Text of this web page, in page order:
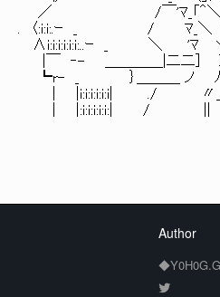
／ /￣'ﾏ_「＾＼
. 〈:i:i:.ｰ _ / ﾏ_＼
∧i:i:i:i:i:i:..ｰ _ ＼ 'ﾏ ヽ
|￣ ‐- ＿＿＿＿|二二]
┗r- _ ｝＿＿＿ ノ ﾉ
| |i:i:i:i:i:i| ./ 〃_ -
| |:i:i:i:i:i:| /
Author